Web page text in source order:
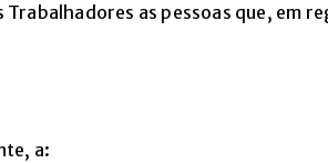
as pessoas que, em
a: